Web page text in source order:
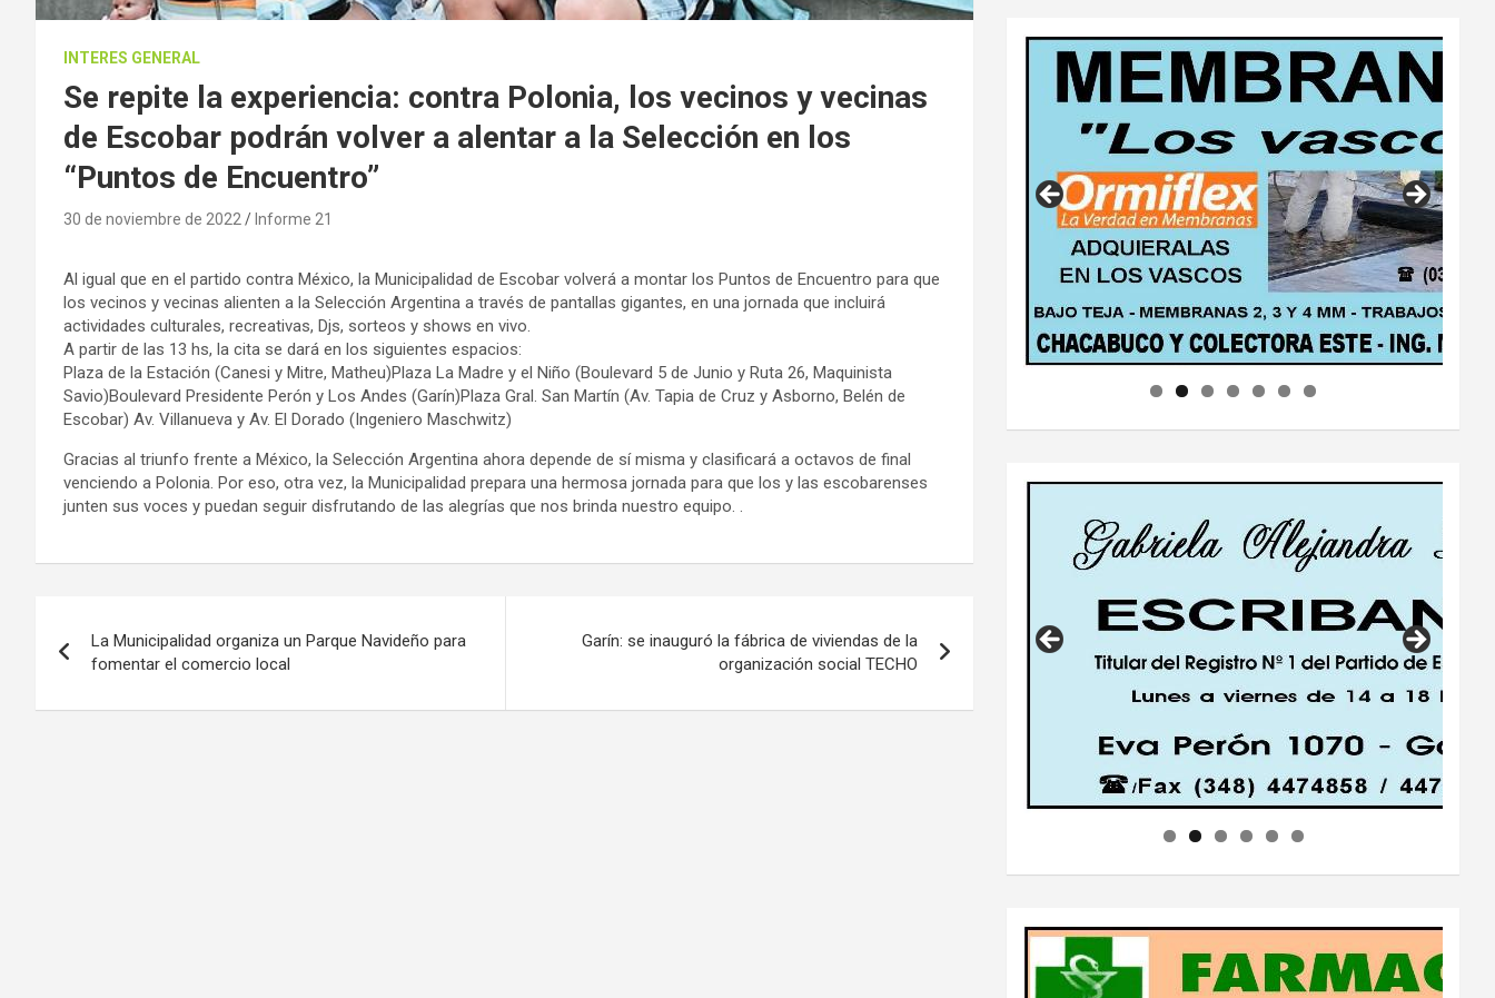
INTERES GENERAL
Se repite la experiencia: contra Polonia, los vecinos y vecinas
de Escobar podrán volver a alentar a la Selección en los
“Puntos de Encuentro”
30 de noviembre de 2022 Informe 21
Al igual que en el partido contra México, la Municipalidad de Escobar volverá a montar los Puntos de Encuentro para que
los vecinos y vecinas alienten a la Selección Argentina a través de pantallas gigantes, en una jornada que incluirá
actividades culturales, recreativas, Djs, sorteos y shows en vivo.
A partir de las 13 hs, la cita se dará en los siguientes espacios:
Plaza de la Estación (Canesi y Mitre, Matheu)Plaza La Madre y el Niño (Boulevard 5 de Junio y Ruta 26, Maquinista
Savio)Boulevard Presidente Perón y Los Andes (Garín)Plaza Gral. San Martín (Av. Tapia de Cruz y Asborno, Belén de
Escobar) Av. Villanueva y Av. El Dorado (Ingeniero Maschwitz)
Gracias al triunfo frente a México, la Selección Argentina ahora depende de sí misma y clasificará a octavos de final
venciendo a Polonia. Por eso, otra vez, la Municipalidad prepara una hermosa jornada para que los y las escobarenses
junten sus voces y puedan seguir disfrutando de las alegrías que nos brinda nuestro equipo. .
de
entradas
La Municipalidad organiza un Parque Navideño para
fomentar el comercio local
Garín: se inauguró la fábrica de viviendas de la
organización social TECHO